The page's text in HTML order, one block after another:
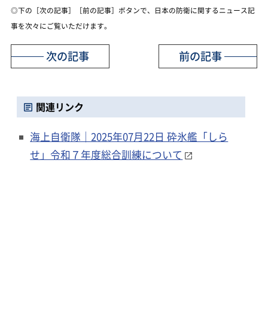
◎下の［次の記事］［前の記事］ボタンで、日本の防衛に関するニュース記
事を次々にご覧いただけます。
前の記事
次の記事
関連リンク
海上自衛隊｜2025年07月22日 砕氷艦「しら
せ」令和７年度総合訓練について